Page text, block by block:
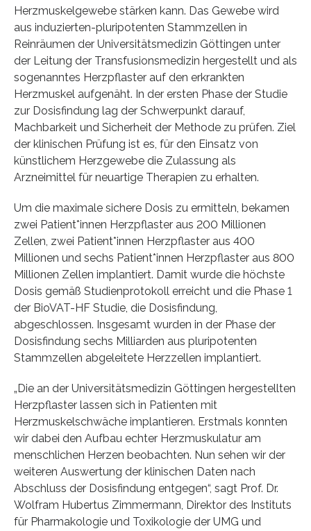
Herzmuskelgewebe stärken kann. Das Gewebe wird
aus induzierten-pluripotenten Stammzellen in
Reinräumen der Universitätsmedizin Göttingen unter
der Leitung der Transfusionsmedizin hergestellt und als
sogenanntes Herzpflaster auf den erkrankten
Herzmuskel aufgenäht. In der ersten Phase der Studie
zur Dosisfindung lag der Schwerpunkt darauf,
Machbarkeit und Sicherheit der Methode zu prüfen. Ziel
der klinischen Prüfung ist es, für den Einsatz von
künstlichem Herzgewebe die Zulassung als
Arzneimittel für neuartige Therapien zu erhalten.
Um die maximale sichere Dosis zu ermitteln, bekamen
zwei Patient*innen Herzpflaster aus 200 Millionen
Zellen, zwei Patient*innen Herzpflaster aus 400
Millionen und sechs Patient*innen Herzpflaster aus 800
Millionen Zellen implantiert. Damit wurde die höchste
Dosis gemäß Studienprotokoll erreicht und die Phase 1
der BioVAT-HF Studie, die Dosisfindung,
abgeschlossen. Insgesamt wurden in der Phase der
Dosisfindung sechs Milliarden aus pluripotenten
Stammzellen abgeleitete Herzzellen implantiert.
„Die an der Universitätsmedizin Göttingen hergestellten
Herzpflaster lassen sich in Patienten mit
Herzmuskelschwäche implantieren. Erstmals konnten
wir dabei den Aufbau echter Herzmuskulatur am
menschlichen Herzen beobachten. Nun sehen wir der
weiteren Auswertung der klinischen Daten nach
Abschluss der Dosisfindung entgegen“, sagt Prof. Dr.
Wolfram Hubertus Zimmermann, Direktor des Instituts
für Pharmakologie und Toxikologie der UMG und